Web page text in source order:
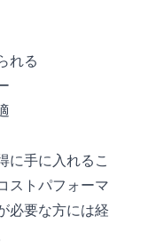
れる
に手に入れるこ
ストパフォーマ
必要な方には経